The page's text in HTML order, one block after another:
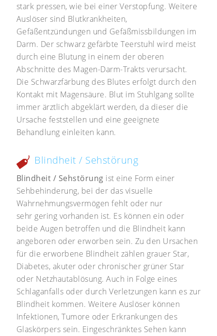
stark pressen, wie bei einer Verstopfung. Weitere
Auslöser sind Blutkrankheiten,
Gefäßentzündungen und Gefäßmissbildungen im
Darm. Der schwarz gefärbte Teerstuhl wird meist
durch eine Blutung in einem der oberen
Abschnitte des Magen-Darm-Trakts verursacht.
Die Schwarzfärbung des Blutes erfolgt durch den
Kontakt mit Magensäure. Blut im Stuhlgang sollte
immer ärztlich abgeklärt werden, da dieser die
Ursache feststellen und eine geeignete
Behandlung einleiten kann.
Blindheit / Sehstörung
Blindheit / Sehstörung ist eine Form einer
Sehbehinderung, bei der das visuelle
Wahrnehmungsvermögen fehlt oder nur
sehr gering vorhanden ist. Es können ein oder
beide Augen betroffen und die Blindheit kann
angeboren oder erworben sein. Zu den Ursachen
für die erworbene Blindheit zählen grauer Star,
Diabetes, akuter oder chronischer grüner Star
oder Netzhautablösung. Auch in Folge eines
Schlaganfalls oder durch Verletzungen kann es zur
Blindheit kommen. Weitere Auslöser können
Infektionen, Tumore oder Erkrankungen des
Glaskörpers sein. Eingeschränktes Sehen kann